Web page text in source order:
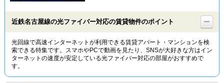
物件特集から
TOP
近鉄名古屋線の光ファイバー対応の賃貸物件のポイント
光回線で高速インターネットが利用できる賃貸アパート・マンションを検
索できる特集です。スマホやPCで動画を見たり、SNSが大好きな方はイン
ターネットの速度が安定している光ファイバー対応の部屋がおすすめで
す。